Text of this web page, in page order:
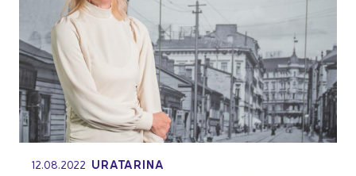
12.08.2022 URA­TA­RI­NA